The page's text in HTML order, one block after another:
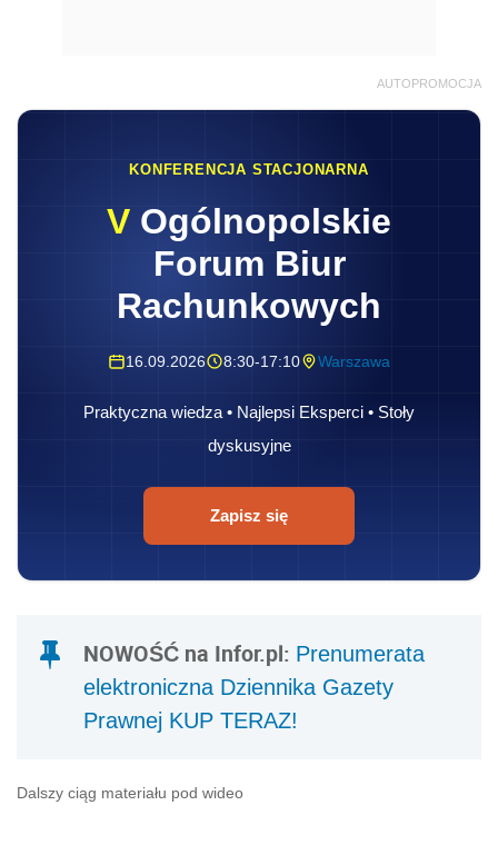
AUTOPROMOCJA
KONFERENCJA STACJONARNA
V Ogólnopolskie
Forum Biur
Rachunkowych
16.09.2026 8:30-17:10 Warszawa
Praktyczna wiedza • Najlepsi Eksperci • Stoły
dyskusyjne
Zapisz się
NOWOŚĆ na Infor.pl: Prenumerata
elektroniczna Dziennika Gazety
Prawnej KUP TERAZ!
Dalszy ciąg materiału pod wideo